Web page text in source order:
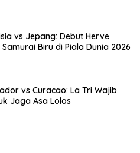
vs Jepang: Debut Herve
Biru di Piala Dunia 2026
vs Curacao: La Tri Wajib
Jaga Asa Lolos